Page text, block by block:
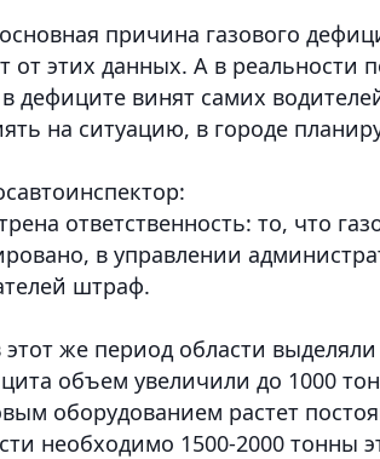
причина газового
от этих данных. А в реальности
дефиците винят самих
на ситуацию, в городе
ответственность: то, что
в управлении
штраф.
же период области
объем увеличили до 1000
оборудованием растет
необходимо 1500-2000 тонны